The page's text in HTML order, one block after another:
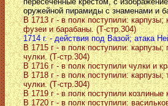
оружейной пирамиды с знаменами и
В 1713 г - в полк поступили:
фузеи и барабаны. (Т-стр.304)
1714 г. - действия под Вазой; атака
В 1715 г - в полк поступили:
чулки. (Т-стр.304)
В 1716 г - в полк поступили чулки и
В 1718 г - в полк поступили:
чулки. (Т-стр.304)
В 1719 г - в полк поступили козлиные
В 1720 г - в полк поступили: